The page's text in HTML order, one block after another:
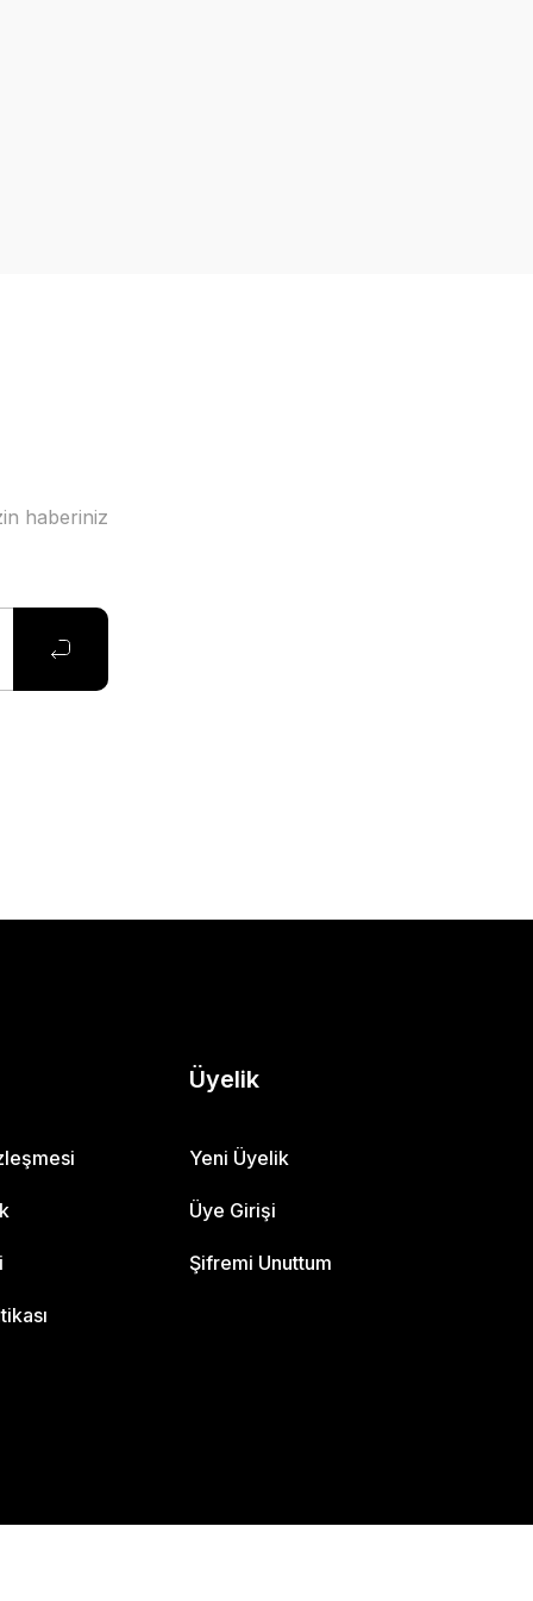
haberiniz
Üyelik
Yeni Üyelik
Üye Girişi
Şifremi Unuttum